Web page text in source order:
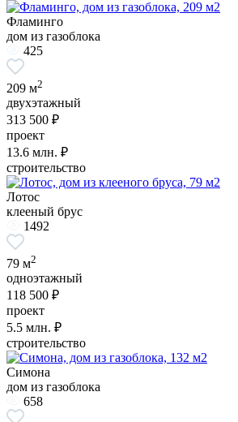
Фламинго
дом из газоблока
425
209 м2
двухэтажный
313 500 ₽
проект
13.6 млн. ₽
строительство
Лотос
клееный брус
1492
79 м2
одноэтажный
118 500 ₽
проект
5.5 млн. ₽
строительство
Симона
дом из газоблока
658